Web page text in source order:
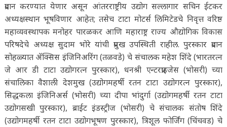
प्रदान करण्यात येणार असून आंतरराष्ट्रीय उद्योग सल्लागार सचिन ईटकर
अध्यक्षस्थान भूषविणार आहेत; तसेच टाटा मोटर्स लिमिटेडचे निवृत्त वरिष्ठ
महाव्यवस्थापक मनोहर पारळकर आणि महाराष्ट्र राज्य औद्योगिक विकास
परिषदेचे अध्यक्ष सुदाम भोरे यांची प्रमुख उपस्थिती राहील. पुरस्कार प्रदान
सोहळ्यात ॲक्सिस इंजिनिअरिंग (तळवडे) चे संचालक महेश शिंदे (भारतरत्न
जे आर डी टाटा उद्योगरत्न पुरस्कार), धनश्री एन्टरप्राइजेस (भोसरी) च्या
संचालिका वैशाली देशमुख (उद्योगमहर्षी रतन टाटा उद्योगरत्न पुरस्कार),
सिद्धकला इंजिनिअर्स (भोसरी) च्या दीपा भांदुर्गा (उद्योगमहर्षी रतन टाटा
उद्योगसखी पुरस्कार), ब्राईट इंडस्ट्रीज (भोसरी) चे संचालक संतोष शिंदे
(उद्योगमहर्षी रतन टाटा उद्योगभूषण पुरस्कार), त्रिशूल फोर्जिंग (चिंचवड) चे